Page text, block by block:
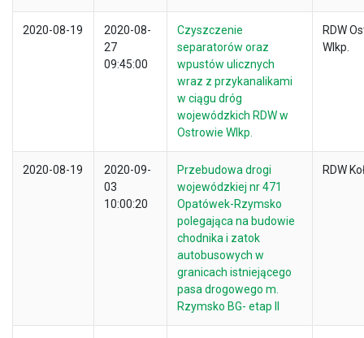
2020-08-19
2020-08-
27
09:45:00
Czyszczenie
separatorów oraz
wpustów ulicznych
wraz z przykanalikami
w ciągu dróg
wojewódzkich RDW w
Ostrowie Wlkp.
RDW
Wlkp.
2020-08-19
2020-09-
03
10:00:20
Przebudowa drogi
wojewódzkiej nr 471
Opatówek-Rzymsko
polegająca na budowie
chodnika i zatok
autobusowych w
granicach istniejącego
pasa drogowego m.
Rzymsko BG- etap II
RDW